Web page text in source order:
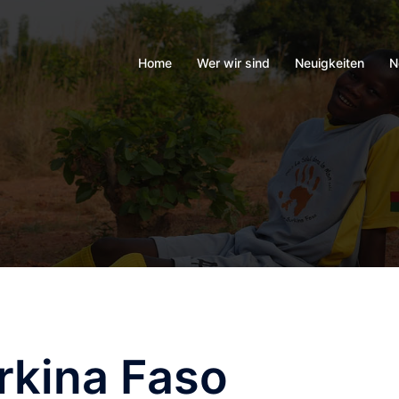
Home Wer wir sind Neuigkeiten
Faso